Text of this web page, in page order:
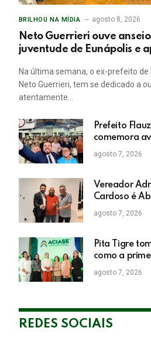
BRILHOU NA MÍDIA agosto 8, 2026
Neto Guerrieri ouve
juventude de Eunápolis e
Na última semana, o ex-prefeito de
Neto Guerrieri, tem se dedicado a
atentamente…
Prefeito
comemora
educação com
crescimento
de Itabela
agosto 7, 2026
Vereador
Cardoso é
em
Crime
agosto 7, 2026
Pita Tigre
como a
a presidir a
anuncia a
agosto 7, 2026
REDES SOCIAIS